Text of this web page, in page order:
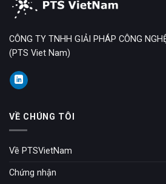
CÔNG TY TNHH GIẢI PHÁP CÔNG
(PTS Viet Nam)
VỀ CHÚNG TÔI
Về PTSVietNam
Chứng nhận